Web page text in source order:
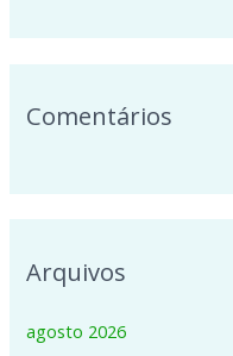
Comentários
Arquivos
agosto 2026